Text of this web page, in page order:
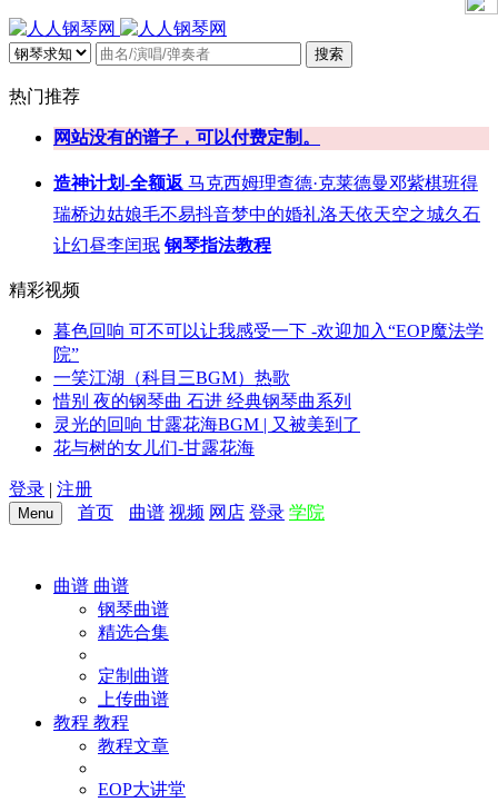
搜索
热门推荐
网站没有的谱子，可以付费定制。
造神计划-全额返 马克西姆理查德·克莱德曼邓紫棋班得
瑞桥边姑娘毛不易抖音梦中的婚礼洛天依天空之城久石
让幻昼李闰珉 钢琴指法教程
精彩视频
暮色回响 可不可以让我感受一下 -欢迎加入“EOP魔法学
院”
一笑江湖（科目三BGM）热歌
惜别 夜的钢琴曲 石进 经典钢琴曲系列
灵光的回响 甘露花海BGM | 又被美到了
花与树的女儿们-甘露花海
登录 | 注册
Menu 首页 曲谱 视频 网店 登录 学院
曲谱 曲谱
钢琴曲谱
精选合集
定制曲谱
上传曲谱
教程 教程
教程文章
EOP大讲堂